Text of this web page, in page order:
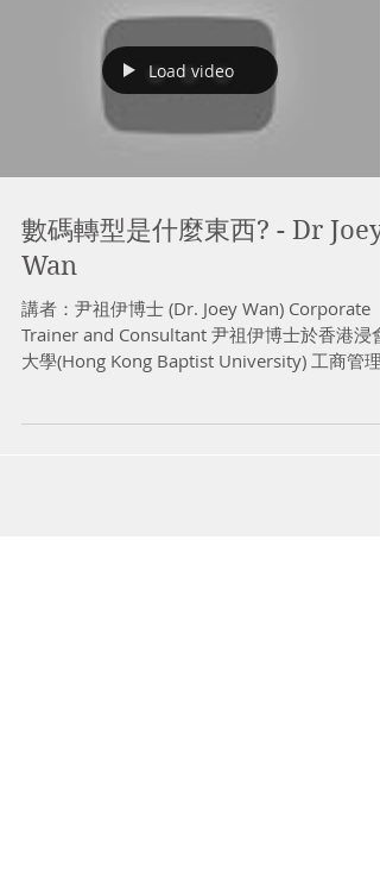
Load video
數碼轉型是什麼東西? - Dr Joey
Wan
講者：尹祖伊博士 (Dr. Joey Wan) Corporate
Trainer and Consultant 尹祖伊博士於香港浸會
大學(Hong Kong Baptist University) 工商管理